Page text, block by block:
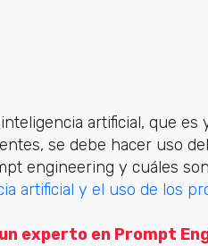
artificial, que
se debe hacer uso
engineering y cuáles
artificial y el uso de los
experto en Prompt